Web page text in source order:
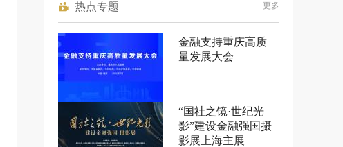
热点专题 更多
金融支持重庆高质
量发展大会
“国社之镜·世纪光
影”建设金融强国摄
影展上海主展